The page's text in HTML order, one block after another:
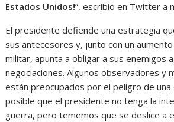
Estados Unidos!”, escribió en Twitter a
El presidente defiende una estrategia
sus antecesores y, junto con un
militar, apunta a obligar a sus enemigos
negociaciones. Algunos observadores y
están preocupados por el peligro de una
posible que el presidente no tenga la
guerra, pero tememos que se deslice a